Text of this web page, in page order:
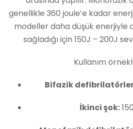
genellikle 360 joule’e kadar
modeller daha düşük enerjiyle
sağladığı için 150J – 200J
Kullanım
Bifazik
İkinci şok: